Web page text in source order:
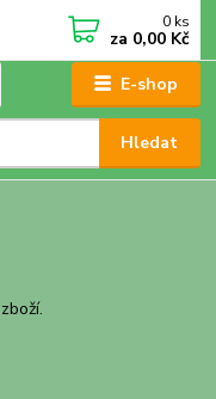
E-shop
Hledat
0 ks
za 0,00 Kč